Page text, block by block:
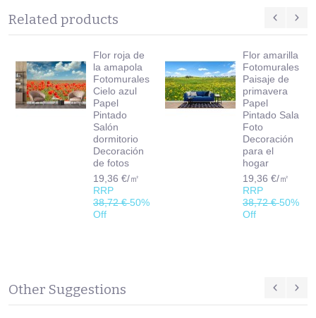
Related products
Flor roja de
la amapola
Fotomurales
Cielo azul
Papel
Pintado
Salón
dormitorio
Decoración
de fotos
19,36 €/㎡
RRP
38,72 €50%
Off
Flor amarilla
Fotomurales
Paisaje de
primavera
Papel
Pintado Sala
Foto
Decoración
para el
hogar
19,36 €/㎡
RRP
38,72 €50%
Off
Other Suggestions